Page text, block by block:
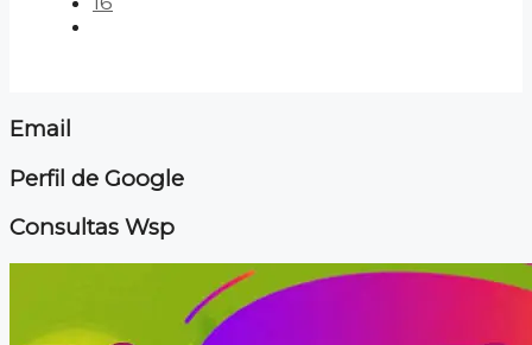
Email
Perfil de Google
Consultas Wsp